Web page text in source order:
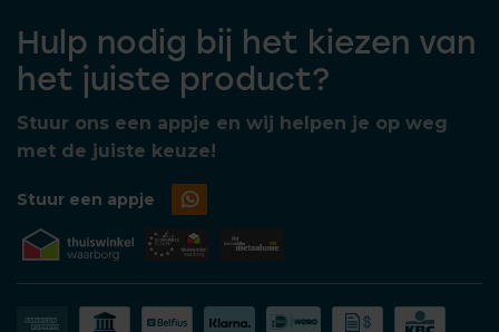
Hulp nodig bij het kiezen van
het juiste product?
Stuur ons een appje en wij helpen je op weg
met de juiste keuze!
Stuur een appje